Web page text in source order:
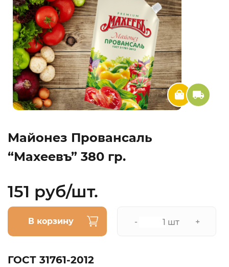
Майонез Провансаль
“Махеевъ” 380 гр.
151 руб/шт.
В корзину - шт +
ГОСТ 31761-2012